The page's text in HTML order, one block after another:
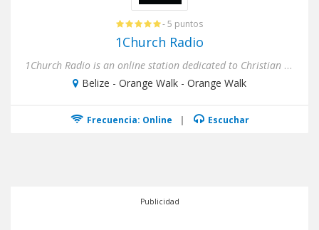
- 5 puntos
1Church Radio
1Church Radio is an online station dedicated to Christian music with that unique mesh of Latin American and Caribb...
Belize - Orange Walk - Orange Walk
Frecuencia: Online | Escuchar
Publicidad